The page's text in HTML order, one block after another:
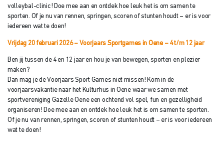
volleybal-clinic! Doe mee aan en ontdek hoe leuk het is om samen te
sporten. Of je nu van rennen, springen, scoren of stunten houdt – er is voor
iedereen wat te doen!
Vrijdag 20 februari 2026 – Voorjaars Sportgames in Oene – 4 t/m 12 jaar
Ben jij tussen de 4 en 12 jaar en hou je van bewegen, sporten en plezier
maken?
Dan mag je de Voorjaars Sport Games niet missen! Kom in de
voorjaarsvakantie naar het Kulturhus in Oene waar we samen met
sportvereniging Gazelle Oene een ochtend vol spel, fun en gezelligheid
organiseren! Doe mee aan en ontdek hoe leuk het is om samen te sporten.
Of je nu van rennen, springen, scoren of stunten houdt – er is voor iedereen
wat te doen!